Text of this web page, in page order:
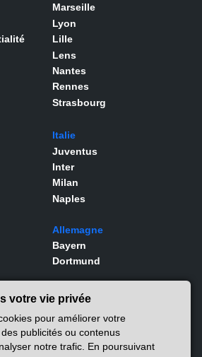
Marseille
Lyon
Lille
Lens
Nantes
Rennes
Strasbourg
Italie
Juventus
Inter
Milan
Naples
Allemagne
Bayern
Dortmund
Joueurs
Rodrygo
votre vie privée
pour améliorer votre
publicités ou contenus
notre trafic. En poursuivant